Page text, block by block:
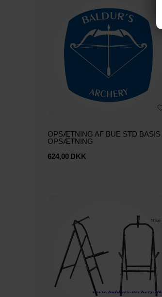
OPSÆTNING AF BUE STD BASIS
OPSÆTNING
624,00 DKK